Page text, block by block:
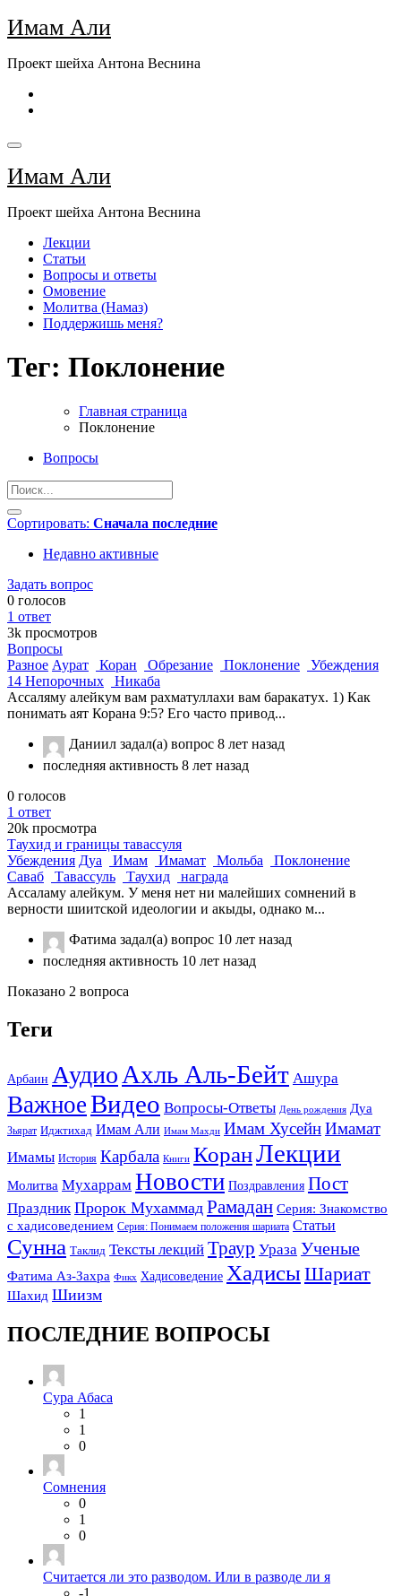
Перейти
к
Имам Али
Проект шейха Антона Веснина
Имам Али
Проект шейха Антона Веснина
Лекции
Статьи
Вопросы и ответы
Омовение
Молитва (Намаз)
Поддержишь меня?
Тег: Поклонение
Главная страница
Поклонение
Вопросы
Сортировать: Сначала последние
Недавно активные
Задать вопрос
0 голосов
1 ответ
3k просмотров
Вопросы
Разное Аурат Коран Обрезание Поклонение
Убеждения
14 Непорочных
Никаба
Ассаляму алейкум вам рахматуллахи вам баракатух. 1) Как
понимать аят Корана 9:5? Его часто привод...
Даниил задал(а) вопрос 8 лет назад
последняя активность 8 лет назад
0 голосов
1 ответ
20k просмотра
Таухид и границы тавассуля
Убеждения Дуа Имам Имамат Мольба
Поклонение
Саваб
Тавассуль Таухид
награда
Ассаламу алейкум. У меня нет ни малейших сомнений в
верности шиитской идеологии и акыды, однако м...
Фатима задал(а) вопрос 10 лет назад
последняя активность 10 лет назад
Показано 2 вопроса
Теги
Арбаин Аудио Ахль Аль-Бейт Ашура
ВажноеВидео Вопросы-Ответы День рождения Дуа
Зьярат Иджтихад Имам Али Имам Махди Имам ХусейнИмамат
Имамы История Карбала Книги КоранЛекции
Молитва Мухаррам Новости Поздравления Пост
Праздник Пророк Мухаммад Рамадан Серия: Знакомство
с хадисоведением Серия: Понимаем положения шариата Статьи
Сунна Таклид Тексты лекций Траур Ураза Ученые
Фатима Аз-Захра Фикх Хадисоведение ХадисыШариат
Шахид Шиизм
ПОСЛЕДНИЕ ВОПРОСЫ
Сура Абаса
1
1
0
Сомнения
0
1
0
Считается ли это разводом. Или в разводе ли я
-1